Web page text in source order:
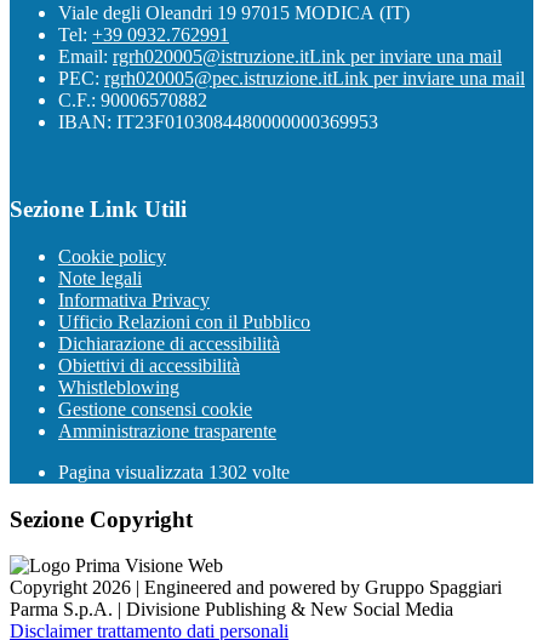
Viale degli Oleandri 19 97015 MODICA (IT)
Tel: +39 0932.762991
Email: rgrh020005@istruzione.itLink per inviare una mail
PEC: rgrh020005@pec.istruzione.itLink per inviare una mail
C.F.: 90006570882
IBAN: IT23F0103084480000000369953
Sezione Link Utili
Cookie policy
Note legali
Informativa Privacy
Ufficio Relazioni con il Pubblico
Dichiarazione di accessibilità
Obiettivi di accessibilità
Whistleblowing
Gestione consensi cookie
Amministrazione trasparente
Pagina visualizzata 1302 volte
Sezione Copyright
Copyright 2026 | Engineered and powered by Gruppo Spaggiari
Parma S.p.A. | Divisione Publishing & New Social Media
Disclaimer trattamento dati personali